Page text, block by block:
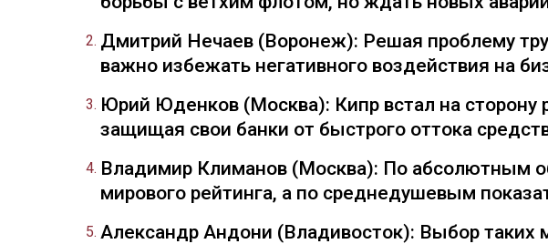
Дмитрий Нечаев (Воронеж): Решая проблему
важно избежать негативного воздействия на
Юрий Юденков (Москва): Кипр встал на сторону
защищая свои банки от быстрого оттока
Владимир Климанов (Москва): По абсолютным
мирового рейтинга, а по среднедушевым
Александр Андони (Владивосток): Выбор таких